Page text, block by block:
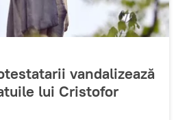
vandalizează
lui Cristofor